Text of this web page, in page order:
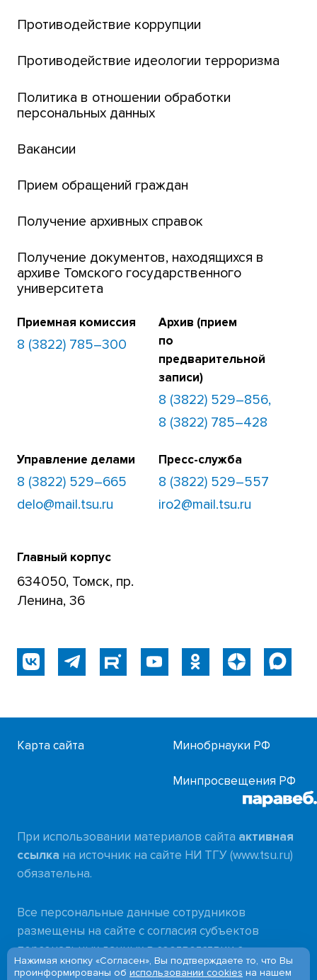
Английский для всех
ТГУ
Интернет-лицей
Открытые онлайн-курсы (MOOCs)
Платежи онлайн
Банк инициатив по развитию университета
Противодействие коррупции
Противодействие идеологии терроризма
Политика в отношении обработки
персональных данных
Вакансии
Прием обращений граждан
Получение архивных справок
Получение документов, находящихся в
архиве Томского государственного
университета
Приемная комиссия
8 (3822) 785–300
Архив (прием
по
предварительной
записи)
8 (3822) 529–856,
8 (3822) 785–428
Управление делами
8 (3822) 529–665
delo@mail.tsu.ru
Пресс-служба
8 (3822) 529–557
iro2@mail.tsu.ru
Главный корпус
634050, Томск, пр.
Ленина, 36
Карта сайта Минобрнауки РФ
Минпросвещения РФ
При использовании материалов сайта активная
ссылка на источник на сайте НИ ТГУ (www.tsu.ru)
обязательна.
Все персональные данные сотрудников
размещены на сайте с согласия субъектов
персональных данных в соответствии с
требованиями
Нажимая кнопку «Согласен», Вы подтверждаете то, что Вы
проинформированы об использовании cookies на нашем